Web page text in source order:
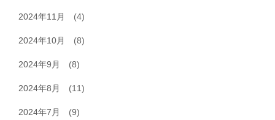
2024年11月 (4)
2024年10月 (8)
2024年9月 (8)
2024年8月 (11)
2024年7月 (9)